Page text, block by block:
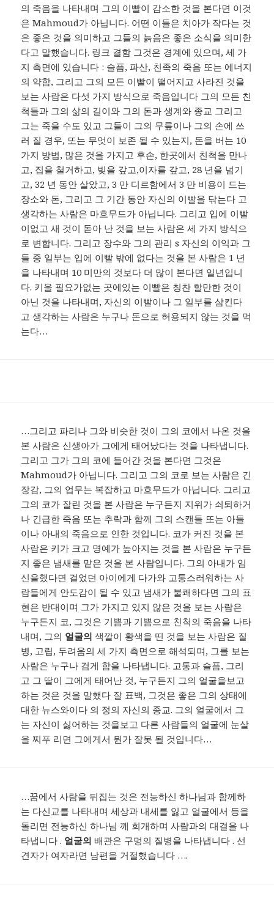
의 죽음을 나타내며 그의 이빨이 감소한 것을 본다면 이것
은 Mahmoud가 아닙니다. 어떤 이들은 치아가 작다는 것
은 좋은 것을 의미하고 그들의 늙음은 좋은 소식을 의미한
다고 말했습니다. 링크 결함 그것은 경계에 있으며, 세 가
지 측면에 있습니다 : 슬픔, 파산, 친족의 죽음 또는 에너지
의 약함, 그리고 그의 모든 이빨이 떨어지고 사라진 것을
보는 사람은 다섯 가지 방식으로 죽음입니다 그의 모든 친
척들과 그의 삶의 길이와 그의 돈과 생계와 종교 그리고
그는 죽을 수도 있고 그들이 그의 무릎이나 그의 손에 쓰
러 질 경우, 또는 무엇이 보존 될 수 있는지, 돈을 버는 10
가지 방법, 많은 것을 가지고 후손, 한곳에서 친척을 만나
고, 집을 철거하고, 빚을 갚고,이자를 갚고, 28 년을 넘기
고, 32 년 동안 살았고, 3 만 디르함에서 3 만 비용이 드는
장소와 돈, 그리고 그 기간 동안 자신의 이빨을 닦는다 고
생각하는 사람은 마흐무드가 아닙니다. 그리고 입에 이빨
이없고 새 것이 돋아 난 것을 보는 사람은 세 가지 방식으
로 변합니다. 그리고 장수와 그의 관리 s 자신의 이익과 그
들 중 일부는 입에 이빨 밖에 없다는 것을 본 사람은 1 년
을 나타내며 10 미만의 것보다 더 많이 본다면 일년입니
다. 키울 필요가없는 곳에있는 이빨은 칭찬 할만한 것이
아닌 것을 나타내며, 자신의 이빨이나 그 일부를 삼킨다
고 생각하는 사람은 누구나 돈으로 허용되지 않는 것을 먹
는다…
…그리고 파리나 그와 비슷한 것이 그의 코에서 나온 것을
본 사람은 신생아가 그에게 태어났다는 것을 나타냅니다.
그리고 그가 그의 코에 들어간 것을 본다면 그것은
Mahmoud가 아닙니다. 그리고 그의 코로 보는 사람은 긴
장감, 그의 업무는 복잡하고 마흐무드가 아닙니다. 그리고
그의 코가 잘린 것을 본 사람은 누구든지 지위가 쇠퇴하거
나 긴급한 죽음 또는 추락과 함께 그의 스캔들 또는 아들
이나 아내의 죽음으로 인한 것입니다. 코가 커진 것을 본
사람은 키가 크고 명예가 높아지는 것을 본 사람은 누구든
지 좋은 냄새를 맡은 것을 본 사람입니다. 그의 아내가 임
신을했다면 걸었던 아이에게 다가와 고통스러워하는 사
람들에게 안도감이 될 수 있고 냄새가 불쾌하다면 그의 표
현은 반대이며 그가 가지고 있지 않은 것을 보는 사람은
누구든지 코, 그것은 기쁨과 기쁨으로 친척의 죽음을 나타
내며, 그의 얼굴의 색깔이 황색을 띤 것을 보는 사람은 질
병, 고립, 두려움의 세 가지 측면으로 해석되며, 그를 보는
사람은 누구나 검게 함을 나타냅니다. 고통과 슬픔, 그리
고 그 딸이 그에게 태어난 것, 누구든지 그의 얼굴을보고
하는 것은 것을 말했다 잘 표백, 그것은 좋은 그의 상태에
대한 뉴스와이다 의 정의 자신의 종교. 그의 얼굴에서 그
는 자신이 싫어하는 것을보고 다른 사람들의 얼굴에 눈살
을 찌푸 리면 그에게서 뭔가 잘못 될 것입니다…
…꿈에서 사람을 뒤집는 것은 전능하신 하나님과 함께하
는 다신교를 나타내며 세상과 내세를 잃고 얼굴에서 등을
돌리면 전능하신 하나님 께 회개하며 사람과의 대결을 나
타냅니다 . 얼굴의 배관은 구멍의 질병을 나타냅니다 . 선
견자가 여자라면 남편을 거절했습니다 ….